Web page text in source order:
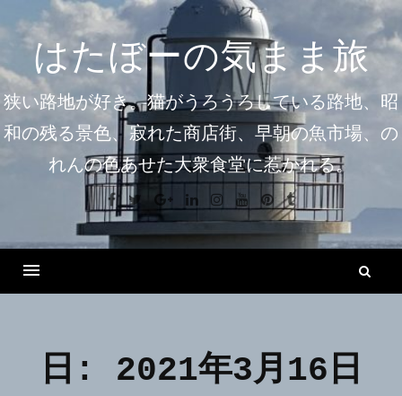
ン
ツ
へ
はたぼーの気まま旅
狭い路地が好き。猫がうろうろしている路地、昭
和の残る景色、寂れた商店街、早朝の魚市場、の
れんの色あせた大衆食堂に惹かれる。
Facebook
Twitter Google+
LinkedinInstagramYoutubePinterestTumblr
日: 2021年3月16日